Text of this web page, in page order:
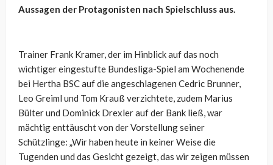
Aussagen der Protagonisten nach Spielschluss aus.
Trainer Frank Kramer, der im Hinblick auf das noch
wichtiger eingestufte Bundesliga-Spiel am Wochenende
bei Hertha BSC auf die angeschlagenen Cedric Brunner,
Leo Greiml und Tom Krauß verzichtete, zudem Marius
Bülter und Dominick Drexler auf der Bank ließ, war
mächtig enttäuscht von der Vorstellung seiner
Schützlinge: „Wir haben heute in keiner Weise die
Tugenden und das Gesicht gezeigt, das wir zeigen müssen